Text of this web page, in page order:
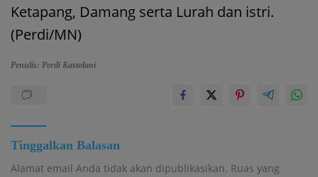
Ketapang, Damang serta Lurah dan istri.
(Perdi/MN)
Penulis: Perdi Kastolani
Tinggalkan Balasan
Alamat email Anda tidak akan dipublikasikan. Ruas yang